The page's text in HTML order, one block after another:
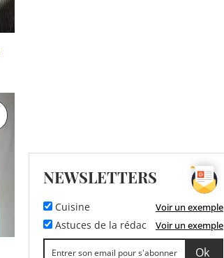
NEWSLETTERS
Cuisine Voir un exemple
Astuces de la rédac Voir un exemple